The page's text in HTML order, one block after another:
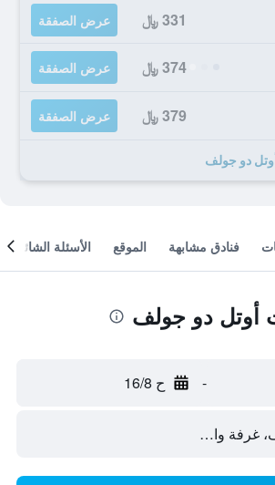
331 ﷼ عرض الصفقة
374 ﷼ عرض الصفقة
379 ﷼ عرض الصفقة
فنادق مشابهة الموقع الأسئلة الشائعة
دو جولف
- ح 16/8